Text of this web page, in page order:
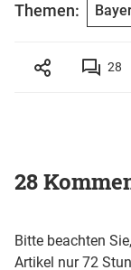
Themen:
28
28
Bitte beachten
Artikel nur 72